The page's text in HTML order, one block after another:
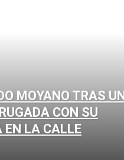
MOYANO TRAS
CON SU
EN LA CALLE